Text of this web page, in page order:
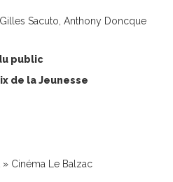
Sacuto, Anthony Doncque
public
de la Jeunesse
Cinéma Le Balzac